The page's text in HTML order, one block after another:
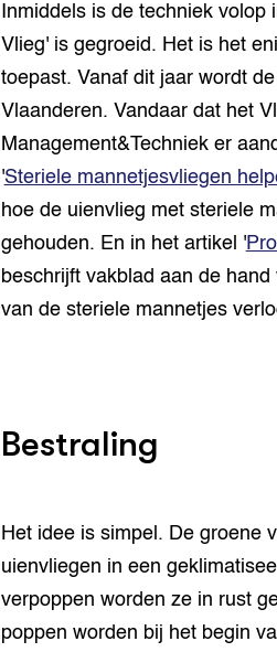
Inmiddels is de techniek
Vlieg' is gegroeid. Het is het
toepast. Vanaf dit jaar wordt
Vlaanderen. Vandaar dat het
Management&Techniek er
'Steriele mannetjesvliegen
hoe de uienvlieg met steriele
gehouden. En in het artikel '
beschrijft vakblad aan de
van de steriele mannetjes
Bestraling
Het idee is simpel. De groene
uienvliegen in een
verpoppen worden ze in rust
poppen worden bij het begin